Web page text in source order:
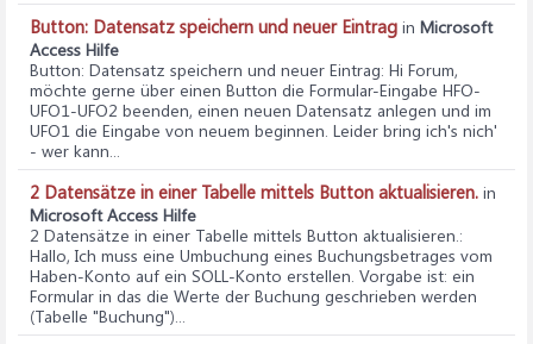
Button: Datensatz speichern und neuer Eintrag in Microsoft
Access Hilfe
Button: Datensatz speichern und neuer Eintrag: Hi Forum,
möchte gerne über einen Button die Formular-Eingabe HFO-
UFO1-UFO2 beenden, einen neuen Datensatz anlegen und im
UFO1 die Eingabe von neuem beginnen. Leider bring ich's nich'
- wer kann...
2 Datensätze in einer Tabelle mittels Button aktualisieren. in
Microsoft Access Hilfe
2 Datensätze in einer Tabelle mittels Button aktualisieren.:
Hallo, Ich muss eine Umbuchung eines Buchungsbetrages vom
Haben-Konto auf ein SOLL-Konto erstellen. Vorgabe ist: ein
Formular in das die Werte der Buchung geschrieben werden
(Tabelle "Buchung")...